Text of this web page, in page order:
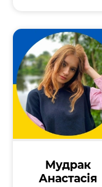
Мудрак
Анастасія